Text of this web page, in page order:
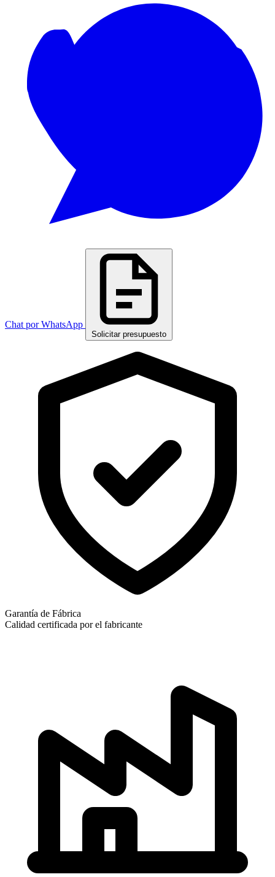
Chat por WhatsApp
Solicitar presupuesto
Garantía de Fábrica
Calidad certificada por el fabricante